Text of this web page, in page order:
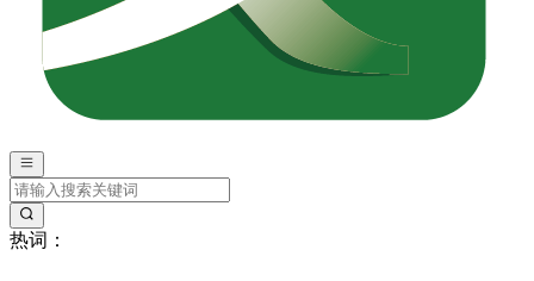
热词：